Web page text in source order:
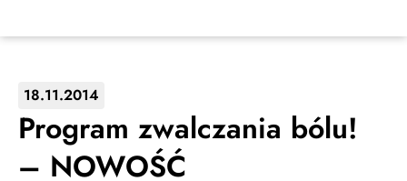
18.11.2014
Program zwalczania bólu!
– NOWOŚĆ